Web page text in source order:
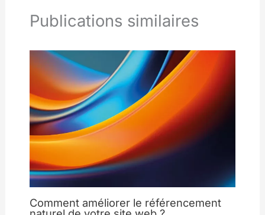
Publications similaires
Comment améliorer le référencement